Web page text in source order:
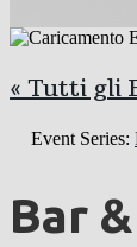
« Tutti gli
Event Series:
Bar